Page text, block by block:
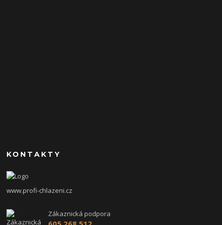
KONTAKTY
www.profi-chlazeni.cz
Zákaznická podpora